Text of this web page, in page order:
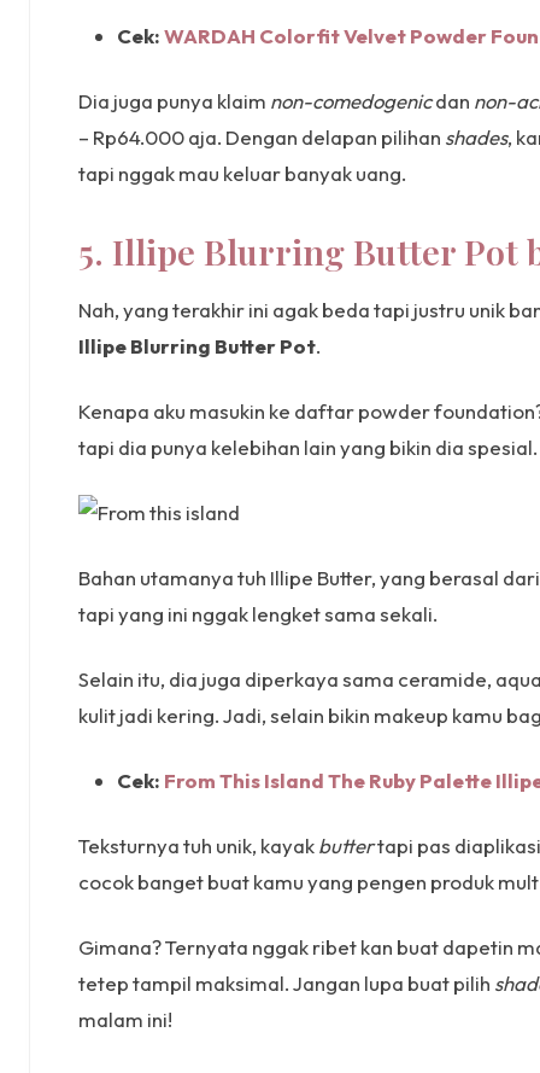
Cek:WARDAH Colorfit Velvet Powder
Dia juga punya klaim non-comedogenicdan non-
– Rp64.000 aja. Dengan delapan pilihan shades,
tapi nggak mau keluar banyak uang.
5. Illipe Blurring Butter Pot
Nah, yang terakhir ini agak beda tapi justru unik
Illipe Blurring Butter Pot.
Kenapa aku masukin ke daftar powder
tapi dia punya kelebihan lain yang bikin dia spesial.
Bahan utamanya tuh Illipe Butter, yang berasal
tapi yang ini nggak lengket sama sekali.
Selain itu, dia juga diperkaya sama ceramide,
kulit jadi kering. Jadi, selain bikin makeup kamu
Cek: From This Island The Ruby Palette
Teksturnya tuh unik, kayakbuttertapi pas
cocok banget buat kamu yang pengen produk
Gimana? Ternyata nggak ribet kan buat dapetin
tetep tampil maksimal. Jangan lupa buat pilih
malam ini!